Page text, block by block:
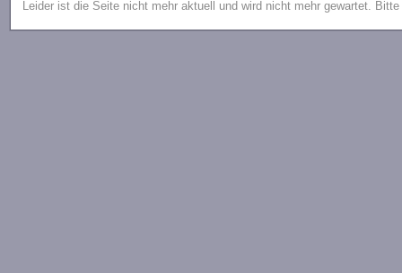
Leider ist die Seite nicht mehr aktuell und wird nicht mehr gewartet.